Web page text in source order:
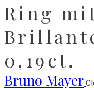
Ring
0,19ct.
Bruno Mayer